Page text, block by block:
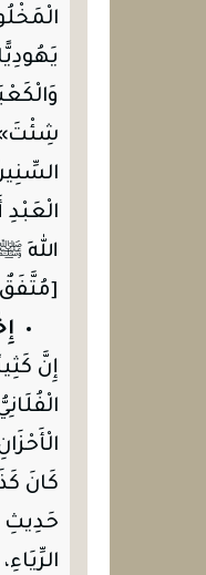
شِئْتَ»
الْعَبْدِ
اللهِ
إِنَّ
كَانَ
حَدِيثِ